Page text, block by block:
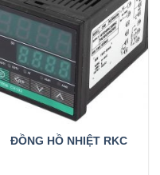
ĐỒNG HỒ NHIỆT RKC